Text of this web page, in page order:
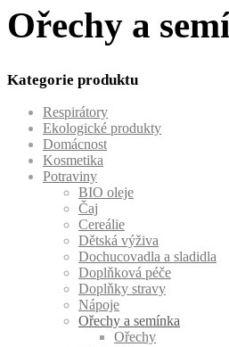
Ořechy a
Kategorie produktu
Respirátory
Ekologické produkty
Domácnost
Kosmetika
Potraviny
BIO oleje
Čaj
Cereálie
Dětská výživa
Dochucovadla a sladidla
Doplňková péče
Doplňky stravy
Nápoje
Ořechy a semínka
Ořechy